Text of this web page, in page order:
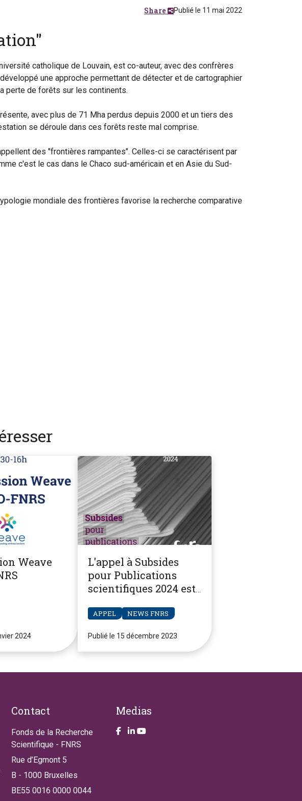
Publié le 11 mai 2022
Share
catholique de Louvain, est co-auteur, avec des confrères
une approche permettant de détecter et de cartographier
perte de forêts sur les continents.
avec plus de 71 Mha perdus depuis 2000 et un tiers des
se déroule dans ces forêts reste mal comprise.
des "frontières rampantes". Celles-ci se caractérisent par
c'est le cas dans le Chaco sud-américain et en Asie du Sud-
mondiale des frontières favorise la recherche comparative
Weave
2024
L'appel à Subsides
pour Publications
scientifiques 2024 est
APPEL NEWS FNRS
Publié le 15 décembre 2023
Contact
Fonds de la Recherche
Scientifique - FNRS
Rue d’Egmont 5
B - 1000 Bruxelles
BE55 0016 0000 0044
Medias
Take a look on our facebook page
Take a look on our LinkendIn page